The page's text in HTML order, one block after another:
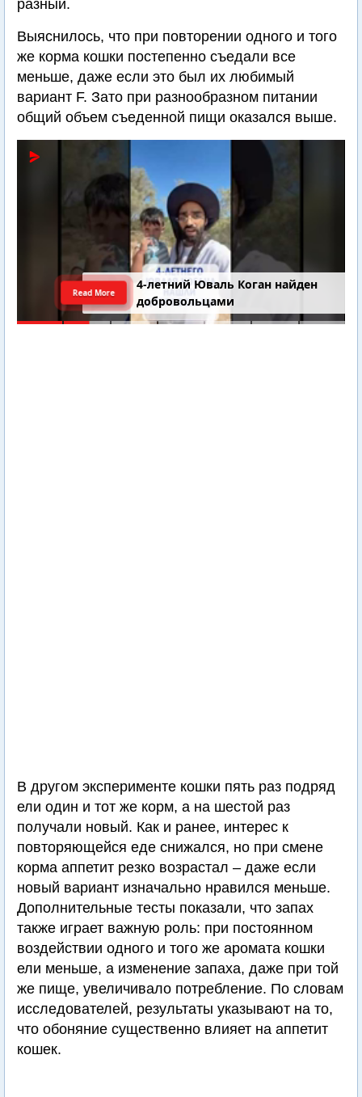
разный.
Выяснилось, что при повторении одного и того
же корма кошки постепенно съедали все
меньше, даже если это был их любимый
вариант F. Зато при разнообразном питании
общий объем съеденной пищи оказался выше.
4-летний Юваль Коган найден
добровольцами
Read More
В другом эксперименте кошки пять раз подряд
ели один и тот же корм, а на шестой раз
получали новый. Как и ранее, интерес к
повторяющейся еде снижался, но при смене
корма аппетит резко возрастал – даже если
новый вариант изначально нравился меньше.
Дополнительные тесты показали, что запах
также играет важную роль: при постоянном
воздействии одного и того же аромата кошки
ели меньше, а изменение запаха, даже при той
же пище, увеличивало потребление. По словам
исследователей, результаты указывают на то,
что обоняние существенно влияет на аппетит
кошек.